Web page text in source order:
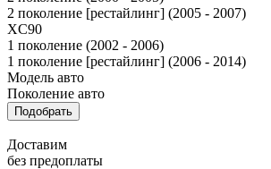
2 поколение [рестайлинг] (2005 - 2007)
XC90
1 поколение (2002 - 2006)
1 поколение [рестайлинг] (2006 - 2014)
Модель авто
Поколение авто
Подобрать
Доставим
без предоплаты